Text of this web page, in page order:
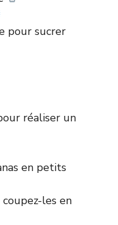
pour sucrer
réaliser un
en petits
les en